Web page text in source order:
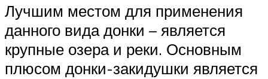
Лучшим местом для применения
данного вида донки – является
крупные озера и реки. Основным
плюсом донки-закидушки является